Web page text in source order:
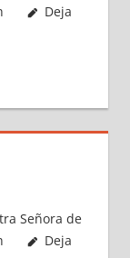
Deja
Señora de
Deja